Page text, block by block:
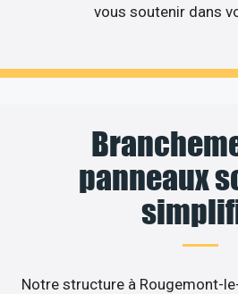
vous soutenir dans
panneaux
Notre structure à Rougemont-